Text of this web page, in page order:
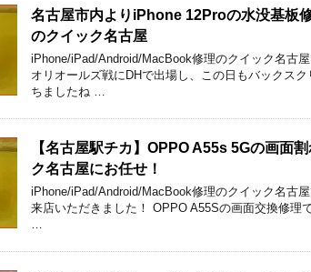
名古屋市内よりiPhone 12Proの水没基板
のクイック名古屋
iPhone/iPad/Android/MacBook修理のクイック名古
オリオールズ戦にDHで出場し、この日もバックス
ちましたね …
【名古屋駅チカ】OPPO A55s 5Gの画面
ク名古屋にお任せ！
iPhone/iPad/Android/MacBook修理のクイック名古
来店いただきました！ OPPO A55Sの画面交換修理
…